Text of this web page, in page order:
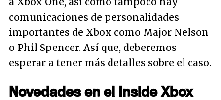
comunicaciones de personalidades
importantes de Xbox como Major Nelson
o Phil Spencer. Así que, deberemos
esperar a tener más detalles sobre el caso.
Novedades en el Inside Xbox